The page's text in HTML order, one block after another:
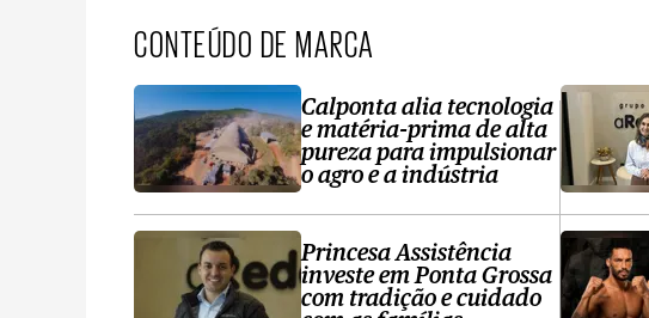
CONTEÚDO DE MARCA
Calponta alia tecnologia
e matéria-prima de alta
pureza para impulsionar
o agro e a indústria
Princesa Assistência
investe em Ponta Grossa
com tradição e cuidado